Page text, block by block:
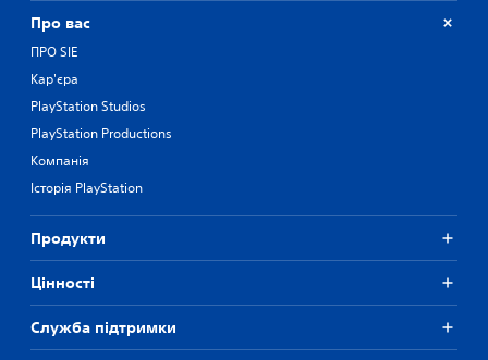
Про вас
ПРО SIE
Кар'єра
PlayStation Studios
PlayStation Productions
Компанія
Історія PlayStation
Продукти
Цiнностi
Служба підтримки